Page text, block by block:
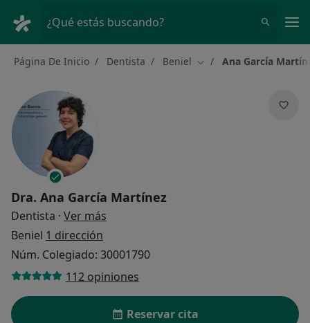
¿Qué estás buscando?
Página De Inicio Dentista Beniel Cambiar de ciudad
Ana García
Dra. Ana García Martínez
Dentista · Ver más
Beniel 1 dirección
Núm. Colegiado: 30001790
112 opiniones
Reservar cita